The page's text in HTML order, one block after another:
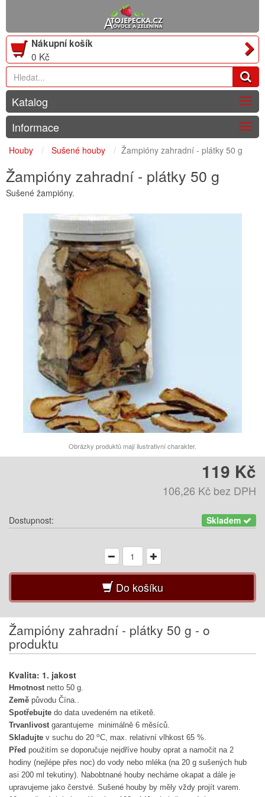
Nákupní košík
0 Kč
Katalog
Informace
Houby Sušené houby Žampióny zahradní - plátky 50 g
Žampióny zahradní - plátky 50 g
Sušené žampióny.
Obrázky produktů mají ilustrativní charakter.
119 Kč
106,26 Kč bez DPH
Dostupnost: Skladem
Do košíku
Žampióny zahradní - plátky 50 g - o
produktu
Kvalita: 1. jakost
Hmotnost netto 50 g.
Země původu Čína..
Spotřebujte do data uvedeném na etiketě.
Trvanlivostgarantujeme minimálně 6 měsíců.
Skladujte v suchu do 20 oC, max. relativní vlhkost 65 %.
Před použitím se doporučuje nejdříve houby oprat a namočit na 2
hodiny (nejlépe přes noc) do vody nebo mléka (na 20 g sušených hub
asi 200 ml tekutiny). Nabobtnané houby necháme okapat a dále je
upravujeme jako čerstvé. Sušené houby by měly vždy projít varem.